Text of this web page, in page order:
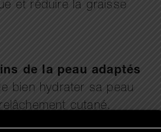
et réduire la graisse
de la peau adaptés
bien hydrater sa peau
cutané.
hydratantes riches en